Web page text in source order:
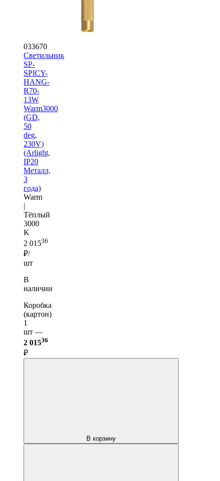
033670
Светильник
SP-
SPICY-
HANG-
R70-
13W
Warm3000
(GD,
50
deg,
230V)
(Arlight,
IP20
Металл,
3
года)
Warm
|
Тёплый
3000
K
2 01536
₽/
шт
В
наличии
Коробка
(картон)
1
шт —
2 01536
₽
В корзину